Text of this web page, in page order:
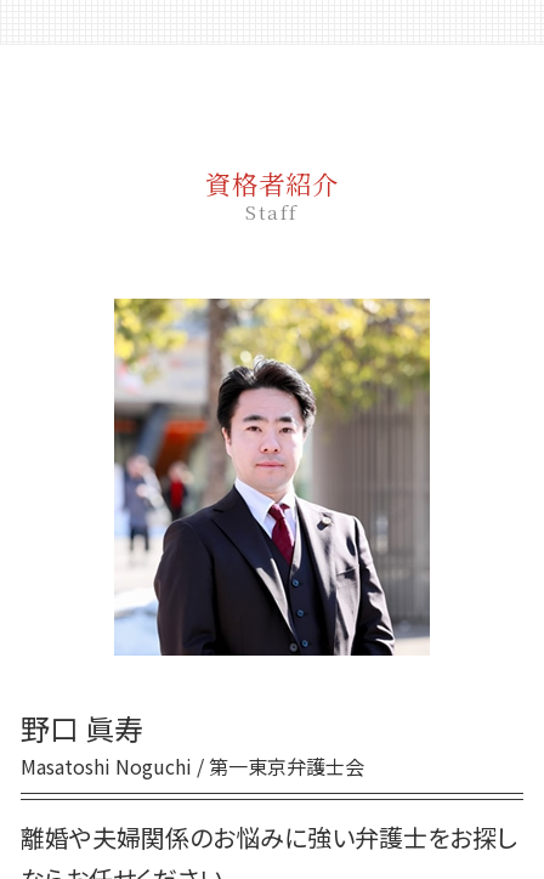
共同親権 メリット
離婚 公正証書
養育費 時効
離婚 生活費
離婚裁判 流れ
裁判離婚
離婚 戸籍
離婚 裁判
財産分与 住宅ローン
養育費 慰謝料
離婚 お金
親権者
資格者紹介
Staff
野口 眞寿
Masatoshi Noguchi / 第一東京弁護士会
離婚や夫婦関係のお悩みに強い弁護士をお探し